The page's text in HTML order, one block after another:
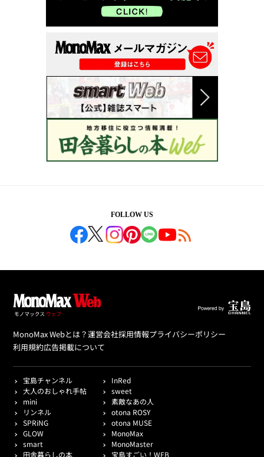
FOLLOW US
MonoMax Webとは？運営会社採用情報プライバシーポリシー
利用規約広告掲載について
宝島チャンネル
InRed
大人のおしゃれ手帖
sweet
mini
素敵なあの人
リンネル
otona ROSY
SPRiNG
otona MUSE
GLOW
MonoMax
smart
MonoMaster
田舎暮らしの本
宝島すごい！WEB